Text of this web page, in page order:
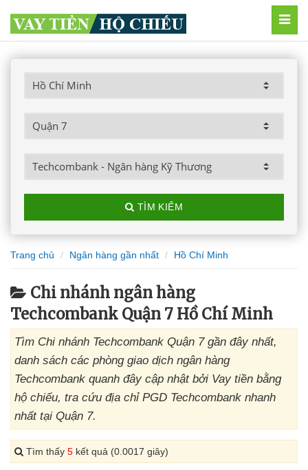
TÌM KIẾM
Trang chủ Ngân hàng gần nhất Hồ Chí Minh
Chi nhánh ngân hàng
Techcombank Quận 7 Hồ Chí Minh
Tìm Chi nhánh Techcombank Quận 7 gần đây nhất,
danh sách các phòng giao dịch ngân hàng
Techcombank quanh đây cập nhật bởi Vay tiền bằng
hộ chiếu, tra cứu địa chỉ PGD Techcombank nhanh
nhất tại Quận 7.
Tìm thấy 5 kết quả (0.0017 giây)